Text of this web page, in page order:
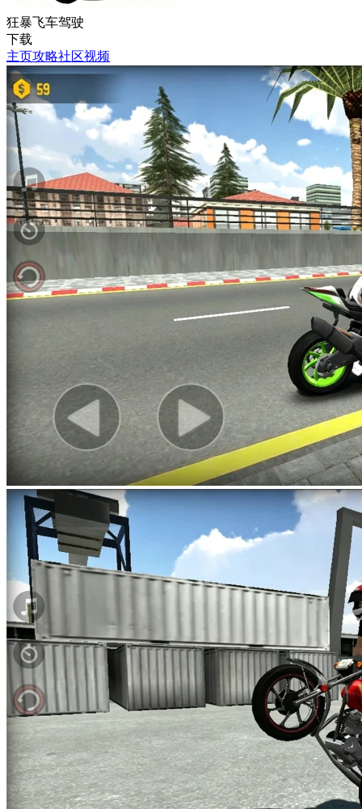
狂暴飞车驾驶
下载
主页攻略社区视频